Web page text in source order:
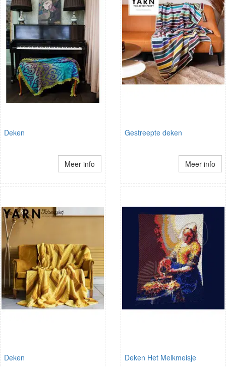
Deken
Meer info
Gestreepte deken
Meer info
Deken Deken Het Melkmeisje